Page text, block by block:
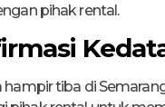
pihak rental.
hampir tiba di